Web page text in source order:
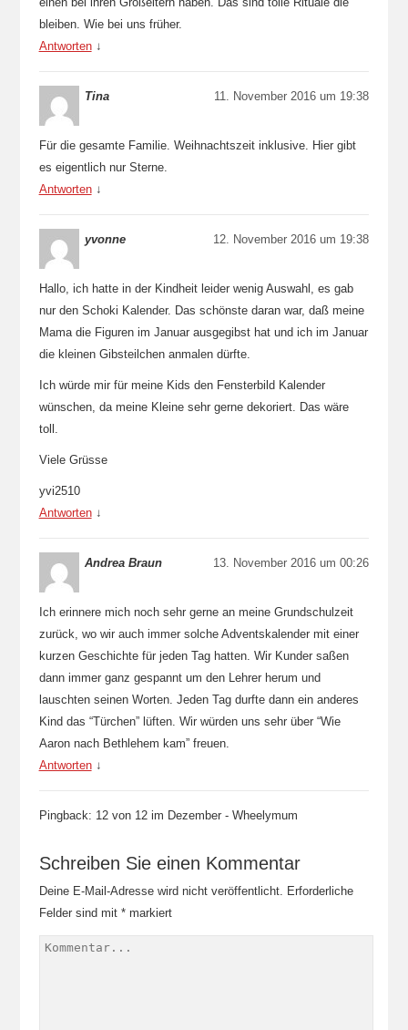
bleiben. Wie bei uns früher.
Antworten ↓
Tina 11. November 2016 um 19:38
Für die gesamte Familie. Weihnachtszeit inklusive. Hier gibt
es eigentlich nur Sterne.
Antworten ↓
yvonne 12. November 2016 um 19:38
Hallo, ich hatte in der Kindheit leider wenig Auswahl, es gab
nur den Schoki Kalender. Das schönste daran war, daß meine
Mama die Figuren im Januar ausgegibst hat und ich im Januar
die kleinen Gibsteilchen anmalen dürfte.
Ich würde mir für meine Kids den Fensterbild Kalender
wünschen, da meine Kleine sehr gerne dekoriert. Das wäre
toll.
Viele Grüsse
yvi2510
Antworten ↓
Andrea Braun 13. November 2016 um 00:26
Ich erinnere mich noch sehr gerne an meine Grundschulzeit
zurück, wo wir auch immer solche Adventskalender mit einer
kurzen Geschichte für jeden Tag hatten. Wir Kunder saßen
dann immer ganz gespannt um den Lehrer herum und
lauschten seinen Worten. Jeden Tag durfte dann ein anderes
Kind das “Türchen” lüften. Wir würden uns sehr über “Wie
Aaron nach Bethlehem kam” freuen.
Antworten ↓
Pingback: 12 von 12 im Dezember - Wheelymum
Schreiben Sie einen Kommentar
Deine E-Mail-Adresse wird nicht veröffentlicht. Erforderliche
Felder sind mit *markiert